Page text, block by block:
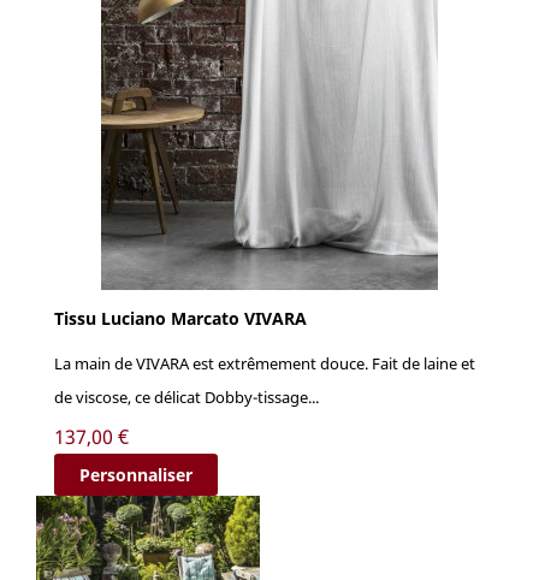
Tissu Luciano Marcato VIVARA
La main de VIVARA est extrêmement douce. Fait de laine et
de viscose, ce délicat Dobby-tissage...
Prix
137,00 €
Personnaliser